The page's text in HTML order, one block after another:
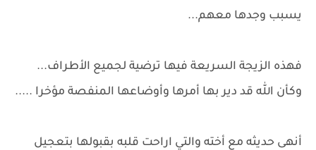
يسبب وجدها معهم...
فهذه الزيجة السريعة فيها ترضية لجميع الأطراف...
وكأن الله قد دير بها أمرها وأوضاعها المنفصة مؤخرا .....
أنهى حديثه مع أخته والتي اراحت قلبه بقبولها بتعجيل